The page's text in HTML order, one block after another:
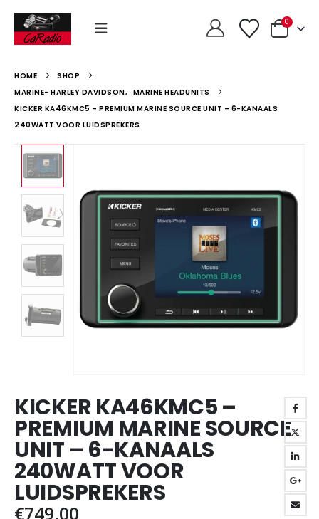
0
HOME
SHOP
MARINE- HARLEY DAVIDSON, MARINE HEADUNITS
KICKER KA46KMC5 – PREMIUM MARINE SOURCE UNIT – 6-KANAALS
240WATT VOOR LUIDSPREKERS
KICKER KA46KMC5 –
PREMIUM MARINE SOURCE
UNIT – 6-KANAALS
240WATT VOOR
LUIDSPREKERS
€749,00